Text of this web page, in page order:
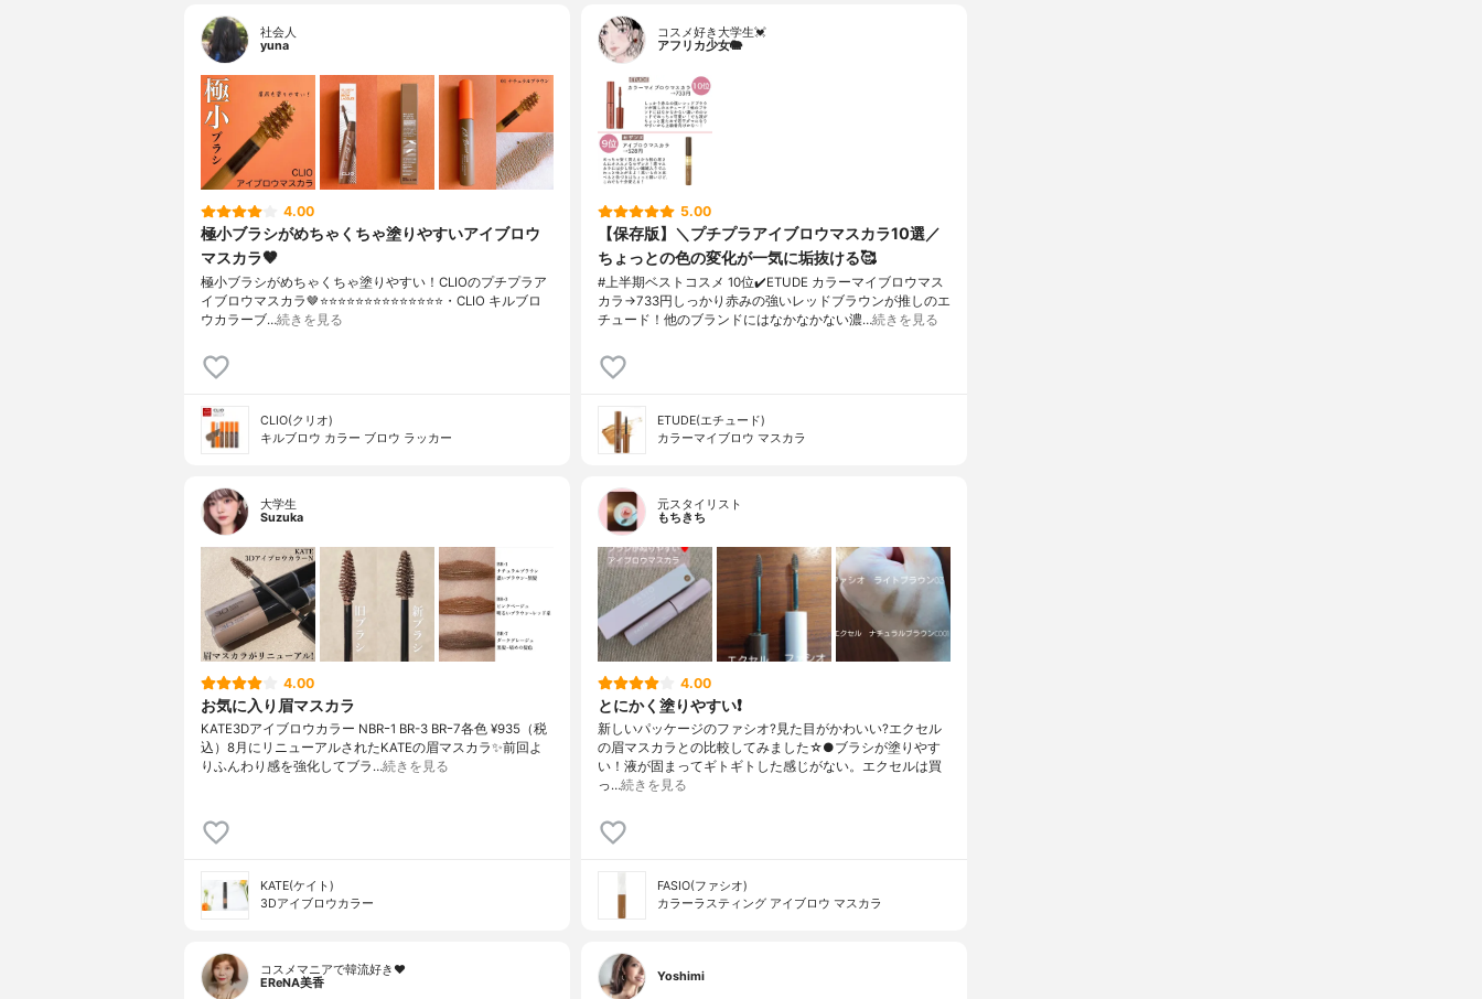
社会人
yuna
4.00
極小ブラシがめちゃくちゃ塗りやすいアイブロウ
マスカラ🤎
極小ブラシがめちゃくちゃ塗りやすい！CLIOのプチプラア
イブロウマスカラ🤎⭐️⭐️⭐️⭐️⭐️⭐️⭐️⭐️⭐️⭐️⭐️⭐️⭐️⭐️・CLIO キルブロ
ウカラーブ…続きを見る
CLIO(クリオ)
キルブロウ カラー ブロウ ラッカー
コスメ好き大学生💓
アフリカ少女🐘
5.00
【保存版】＼プチプラアイブロウマスカラ10選／
ちょっとの色の変化が一気に垢抜ける🥰
#上半期ベストコスメ 10位✔️ETUDE カラーマイブロウマス
カラ→733円しっかり赤みの強いレッドブラウンが推しのエ
チュード！他のブランドにはなかなかない濃…続きを見る
ETUDE(エチュード)
カラーマイブロウ マスカラ
大学生
Suzuka
4.00
お気に入り眉マスカラ
KATE3Dアイブロウカラー NBRｰ1 BR-3 BRｰ7各色 ¥935（税
込）8月にリニューアルされたKATEの眉マスカラ✨前回よ
りふんわり感を強化してブラ…続きを見る
KATE(ケイト)
3Dアイブロウカラー
元スタイリスト
もちきち
4.00
とにかく塗りやすい❗
新しいパッケージのファシオ?見た目がかわいい?エクセル
の眉マスカラとの比較してみました☆●ブラシが塗りやす
い！液が固まってギトギトした感じがない。エクセルは買
っ…続きを見る
FASIO(ファシオ)
カラーラスティング アイブロウ マスカラ
コスメマニアで韓流好き❤️
EReNA美香
Yoshimi